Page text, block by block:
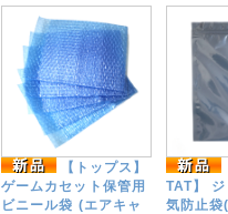
【トップス】
ゲームカセット保管用
ビニール袋 (エアキャ
TAT】
気防止